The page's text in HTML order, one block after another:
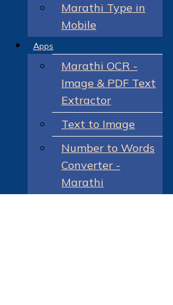
Marathi Type in
Mobile
Apps
Marathi OCR -
Image & PDF Text
Extractor
Text to Image
Number to Words
Converter -
Marathi